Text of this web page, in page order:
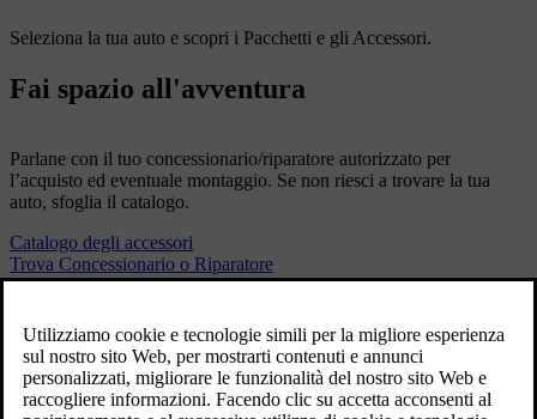
Seleziona la tua auto e scopri i Pacchetti e gli Accessori.
Fai spazio all'avventura
Parlane con il tuo concessionario/riparatore autorizzato per
l’acquisto ed eventuale montaggio. Se non riesci a trovare la tua
auto, sfoglia il catalogo.
Catalogo degli accessori
Trova Concessionario o Riparatore